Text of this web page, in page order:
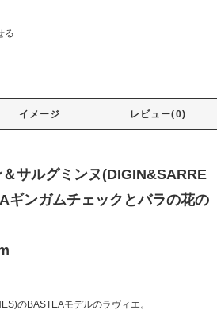
る
イメージ レビュー(0)
サルグミンヌ(DIGIN&SARRE
ギンガムチェックとバラの花の
のBASTEAモデルのラヴィエ。